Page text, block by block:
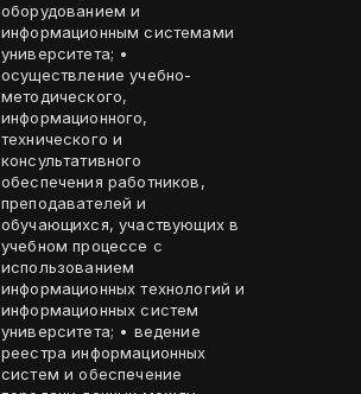
оборудованием и
информационным системами
университета; •
осуществление учебно-
методического,
информационного,
технического и
консультативного
обеспечения работников,
преподавателей и
обучающихся, участвующих в
учебном процессе с
использованием
информационных технологий и
информационных систем
университета; • ведение
реестра информационных
систем и обеспечение